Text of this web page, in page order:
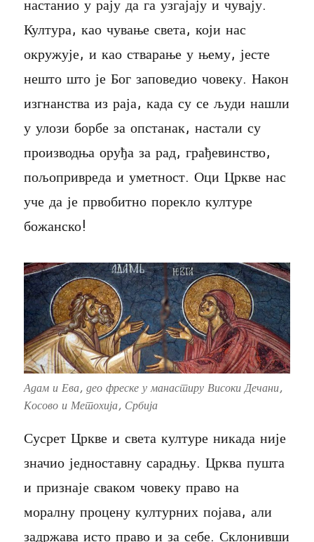
настанио у рају да га узгајају и чувају.
Култура, као чување света, који нас
окружује, и као стварање у њему, јесте
нешто што је Бог заповедио човеку. Након
изгнанства из раја, када су се људи нашли
у улози борбе за опстанак, настали су
производња оруђа за рад, грађевинство,
пољопривреда и уметност. Оци Цркве нас
уче да је првобитно порекло културе
божанско!
Адам и Ева, део фреске у манастиру Високи Дечани,
Косово и Метохија, Србија
Сусрет Цркве и света културе никада није
значио једноставну сарадњу. Црква пушта
и признаје сваком човеку право на
моралну процену културних појава, али
задржава исто право и за себе. Склонивши